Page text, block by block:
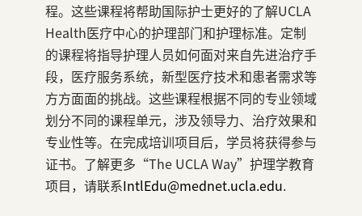
程。这些课程将帮助国际护士更好的了解UCLA
Health医疗中心的护理部门和护理标准。定制
的课程将指导护理人员如何面对来自先进治疗手
段，医疗服务系统，新型医疗技术和患者需求等
方方面面的挑战。这些课程根据不同的专业领域
划分不同的课程单元，涉及领导力、治疗效果和
专业性等。在完成培训项目后，学员将获得参与
证书。了解更多“The UCLA Way”护理学教育
项目，请联系IntlEdu@mednet.ucla.edu.